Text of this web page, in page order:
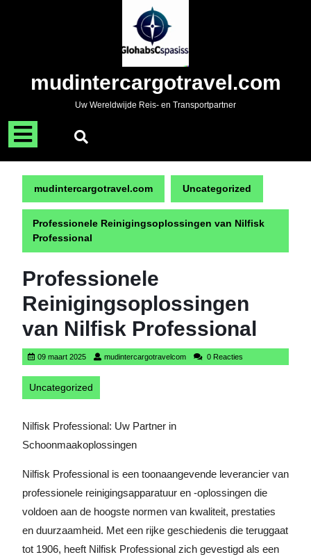
mudintercargotravel.com
Uw Wereldwijde Reis- en Transportpartner
Menu
openen
mudintercargotravel.com Uncategorized
Professionele Reinigingsoplossingen van Nilfisk
Professional
Professionele
Reinigingsoplossingen
van Nilfisk Professional
09 maart 202509
maart
2025
mudintercargotravelcommudintercargotravelcom
0 Reacties
Uncategorized
Nilfisk Professional: Uw Partner in
Schoonmaakoplossingen
Nilfisk Professional is een toonaangevende leverancier van
professionele reinigingsapparatuur en -oplossingen die
voldoen aan de hoogste normen van kwaliteit, prestaties
en duurzaamheid. Met een rijke geschiedenis die teruggaat
tot 1906, heeft Nilfisk Professional zich gevestigd als een